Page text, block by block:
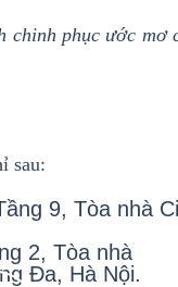
chinh phục ước mơ
sau:
9, Tòa nhà
2, Tòa nhà
Đa, Hà Nội.